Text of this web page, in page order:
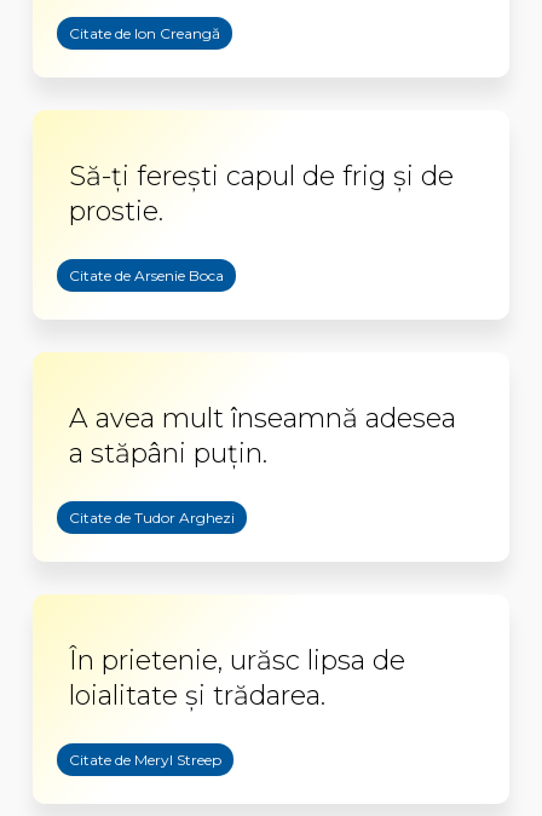
Citate de Ion Creangă
Să-ți ferești capul de frig și de
prostie.
Citate de Arsenie Boca
A avea mult înseamnă adesea
a stăpâni puțin.
Citate de Tudor Arghezi
În prietenie, urăsc lipsa de
loialitate şi trădarea.
Citate de Meryl Streep